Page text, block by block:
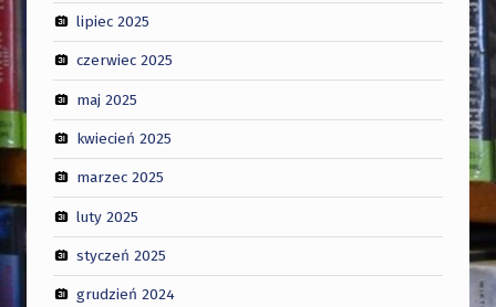
lipiec 2025
czerwiec 2025
maj 2025
kwiecień 2025
marzec 2025
luty 2025
styczeń 2025
grudzień 2024